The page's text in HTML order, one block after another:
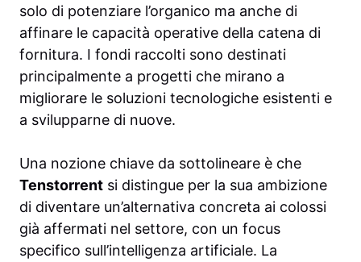
solo di potenziare l’organico ma anche di
affinare le capacità operative della catena di
fornitura. I fondi raccolti sono destinati
principalmente a progetti che mirano a
migliorare le soluzioni tecnologiche esistenti e
a svilupparne di nuove.
Una nozione chiave da sottolineare è che
Tenstorrent si distingue per la sua ambizione
di diventare un’alternativa concreta ai colossi
già affermati nel settore, con un focus
specifico sull’intelligenza artificiale. La